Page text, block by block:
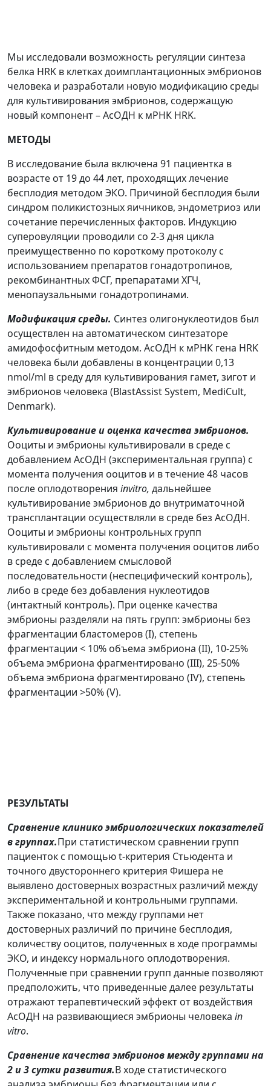
Мы исследовали возможность регуляции синтеза
белка HRK в клетках доимплантационных эмбрионов
человека и разработали новую модификацию среды
для культивирования эмбрионов, содержащую
новый компонент – АсОДН к мРНК HRK.
МЕТОДЫ
В исследование была включена 91 пациентка в
возрасте от 19 до 44 лет, проходящих лечение
бесплодия методом ЭКО. Причиной бесплодия были
синдром поликистозных яичников, эндометриоз или
сочетание перечисленных факторов. Индукцию
суперовуляции проводили со 2-3 дня цикла
преимущественно по короткому протоколу с
использованием препаратов гонадотропинов,
рекомбинантных ФСГ, препаратами ХГЧ,
менопаузальными гонадотропинами.
Модификация среды. Синтез олигонуклеотидов был
осуществлен на автоматическом синтезаторе
амидофосфитным методом. АсОДН к мРНК гена HRK
человека были добавлены в концентрации 0,13
nmol/ml в среду для культивирования гамет, зигот и
эмбрионов человека (BlastAssist System, MediCult,
Denmark).
Культивирование и оценка качества эмбрионов.
Ооциты и эмбрионы культивировали в среде с
добавлением АсОДН (экспериментальная группа) с
момента получения ооцитов и в течение 48 часов
после оплодотворения invitro, дальнейшее
культивирование эмбрионов до внутриматочной
трансплантации осуществляли в среде без АсОДН.
Ооциты и эмбрионы контрольных групп
культивировали с момента получения ооцитов либо
в среде с добавлением смысловой
последовательности (неспецифический контроль),
либо в среде без добавления нуклеотидов
(интактный контроль). При оценке качества
эмбрионы разделяли на пять групп: эмбрионы без
фрагментации бластомеров (I), степень
фрагментации < 10% объема эмбриона (II), 10-25%
объема эмбриона фрагментировано (III), 25-50%
объема эмбриона фрагментировано (IV), степень
фрагментации >50% (V).
РЕЗУЛЬТАТЫ
Сравнение клинико эмбриологических показателей
в группах.При статистическом сравнении групп
пациенток с помощью t-критерия Стьюдента и
точного двустороннего критерия Фишера не
выявлено достоверных возрастных различий между
экспериментальной и контрольными группами.
Также показано, что между группами нет
достоверных различий по причине бесплодия,
количеству ооцитов, полученных в ходе программы
ЭКО, и индексу нормального оплодотворения.
Полученные при сравнении групп данные позволяют
предположить, что приведенные далее результаты
отражают терапевтический эффект от воздействия
АсОДН на развивающиеся эмбрионы человека in
vitro.
Сравнение качества эмбрионов между группами на
2 и 3 сутки развития.В ходе статистического